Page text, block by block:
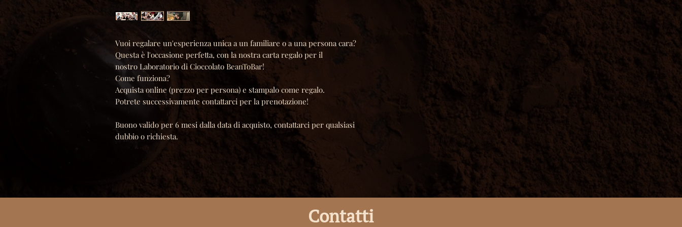
Vuoi regalare un'esperienza unica a un familiare o a una persona cara?
Questa è l'occasione perfetta, con la nostra carta regalo per il
nostro Laboratorio di Cioccolato BeanToBar!
Come funziona?
Acquista online (prezzo per persona) e stampalo come regalo.
Potrete successivamente contattarci per la prenotazione!
Buono valido per 6 mesi dalla data di acquisto, contattarci per qualsiasi
dubbio o richiesta.
Contatti